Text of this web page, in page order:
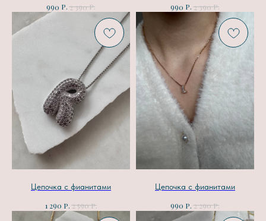
990 р. 2 390р. 990 р. 2 390р.
Цепочка с фианитами
1 290 р. 2 590р.
Цепочка с фианитами
990 р. 2 290р.